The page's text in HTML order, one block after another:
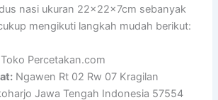
nasi ukuran 22x22x7cm sebanyak
mengikuti langkah mudah berikut:
Percetakan.com
Ngawen Rt 02 Rw 07 Kragilan
Jawa Tengah Indonesia 57554